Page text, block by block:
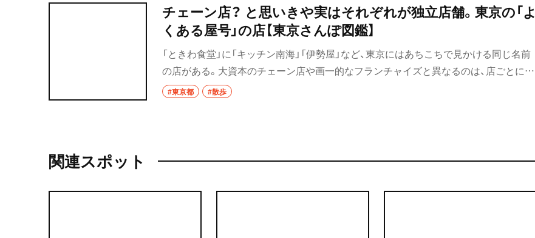
チェーン店？ と思いきや実はそれぞれが独立店舗。東京の「よ
くある屋号」の店【東京さんぽ図鑑】
「ときわ食堂」に「キッチン南海」「伊勢屋」など、東京にはあちこちで見かける同じ名前
の店がある。大資本のチェーン店や画一的なフランチャイズと異なるのは、店ごとに改
良、工夫を凝らすところ。一見、趣やメニューが似てても別もので、 「砂場」「長寿庵」な
#東京都 #散歩
関連スポット